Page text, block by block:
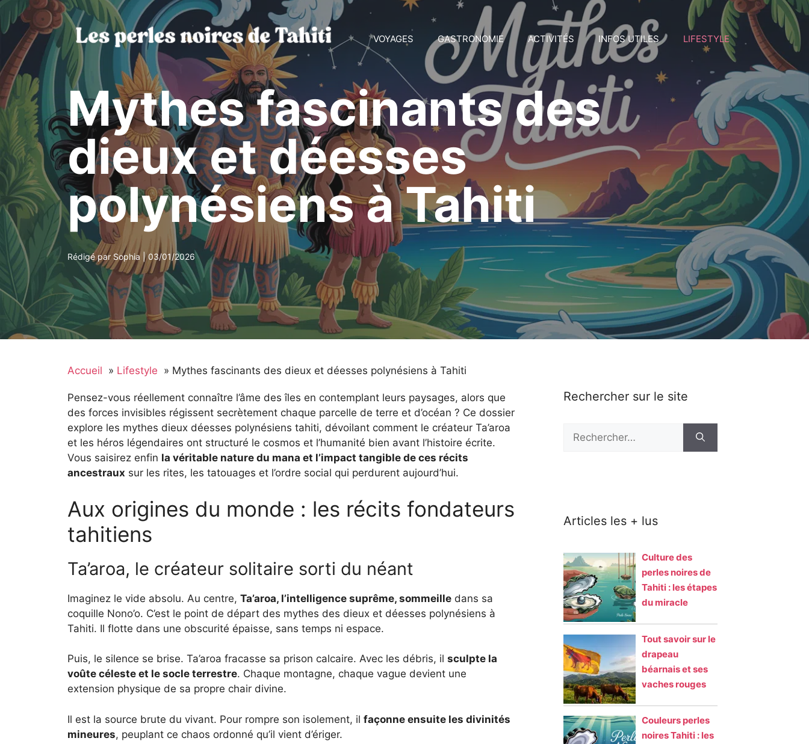
au
contenu
VOYAGES GASTRONOMIE ACTIVITÉS INFOS UTILES LIFESTYLE
Mythes fascinants des
dieux et déesses
polynésiens à Tahiti
Rédigé par Sophia | 03/01/2026
Accueil Lifestyle Mythes fascinants des dieux et déesses polynésiens à Tahiti
Pensez-vous réellement connaître l’âme des îles en contemplant leurs paysages, alors que
des forces invisibles régissent secrètement chaque parcelle de terre et d’océan ? Ce dossier
explore les mythes dieux déesses polynésiens tahiti, dévoilant comment le créateur Ta’aroa
et les héros légendaires ont structuré le cosmos et l’humanité bien avant l’histoire écrite.
Vous saisirez enfin la véritable nature du mana et l’impact tangible de ces récits
ancestraux sur les rites, les tatouages et l’ordre social qui perdurent aujourd’hui.
Aux origines du monde : les récits fondateurs
tahitiens
Ta’aroa, le créateur solitaire sorti du néant
Imaginez le vide absolu. Au centre, Ta’aroa, l’intelligence suprême, sommeille dans sa
coquille Nono’o. C’est le point de départ des mythes des dieux et déesses polynésiens à
Tahiti. Il flotte dans une obscurité épaisse, sans temps ni espace.
Puis, le silence se brise. Ta’aroa fracasse sa prison calcaire. Avec les débris, il sculpte la
voûte céleste et le socle terrestre. Chaque montagne, chaque vague devient une
extension physique de sa propre chair divine.
Il est la source brute du vivant. Pour rompre son isolement, il façonne ensuite les divinités
mineures, peuplant ce chaos ordonné qu’il vient d’ériger.
Rechercher sur le site
Rechercher :
Articles les + lus
Culture des
perles noires de
Tahiti : les étapes
du miracle
Tout savoir sur le
drapeau
béarnais et ses
vaches rouges
Couleurs perles
noires Tahiti : les